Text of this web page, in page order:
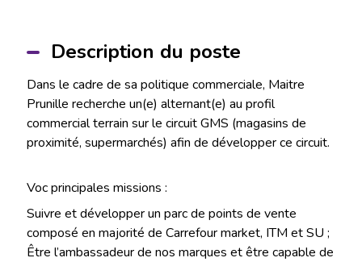
Description du poste
Dans le cadre de sa politique commerciale, Maitre
Prunille recherche un(e) alternant(e) au profil
commercial terrain sur le circuit GMS (magasins de
proximité, supermarchés) afin de développer ce circuit.
Voc principales missions :
Suivre et développer un parc de points de vente
composé en majorité de Carrefour market, ITM et SU ;
Être l’ambassadeur de nos marques et être capable de